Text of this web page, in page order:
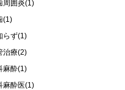
周囲炎(1)
(1)
らず(1)
治療(2)
麻酔(1)
麻酔医(1)